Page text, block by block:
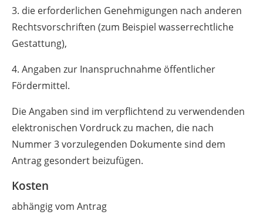
3. die erforderlichen Genehmigungen nach anderen
Rechtsvorschriften (zum Beispiel wasserrechtliche
Gestattung),
4. Angaben zur Inanspruchnahme öffentlicher
Fördermittel.
Die Angaben sind im verpflichtend zu verwendenden
elektronischen Vordruck zu machen, die nach
Nummer 3 vorzulegenden Dokumente sind dem
Antrag gesondert beizufügen.
Kosten
abhängig vom Antrag